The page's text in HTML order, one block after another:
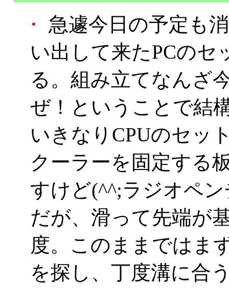
・
急遽今日の予定も
い出して来たPCの
る。組み立てなんざ
ぜ！ということで結
いきなりCPUのセッ
クーラーを固定する
すけど(^^;ラジオペ
だが、滑って先端が
度。このままではま
を探し、丁度溝に合